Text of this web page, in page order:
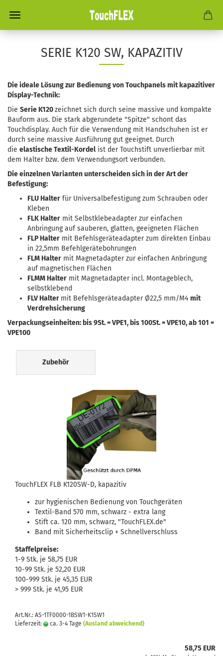
SERIE K120 SW, KAPAZITIV
Die ideale Lösung zur Bedienung von Touchpanelsmit kapazitiver
Display-Technik:
Die Serie K120zeichnet sich durch seine massive und kompakte
Bauform aus. Die stark abgerundete "Spitze" schont das
Touchdisplay. Auch für die Verwendung mit Handschuhen ist er
durch seine massive Ausführung gut geeignet. Durch
die elastische Textil-Kordel ist der Touchstift unverlierbar mit
dem Halter bzw. dem Verwendungsort verbunden.
Die einzelnen Varianten unterscheiden sich in der Art der
Befestigung:
FLU Halter für Universalbefestigung zum Schrauben oder
Kleben
FLK Halter mit Selbstklebeadapter zur einfachen
Anbringung auf sauberen, glatten, geeigneten Flächen
FLP Halter mit Befehlsgeräteadapter zum direkten Einbau
in 22,5mm Befehlgerätebohrungen
FLM Halter mit Magnetadapter zur einfachen Anbringung
auf magnetischen Flächen
FLMM Halter mit Magnetadapter incl. Montageblech,
selbstklebend
FLV Halter mit Befehlsgeräteadapter Ø22,5 mm/M4 mit
Verdrehsicherung
Verpackungseinheiten: bis 9St. = VPE1, bis 100St. = VPE10, ab 101 =
VPE100
Zubehör
TouchFLEX FLB K120SW-D, kapazitiv
zur hygienischen Bedienung von Touchgeräten
Textil-Band 570 mm, schwarz - extra lang
Stift ca. 120 mm, schwarz, "TouchFLEX.de"
Band mit Sicherheitsclip + Schnellverschluss
Staffelpreise:
1-9 Stk. je 58,75 EUR
10-99 Stk. je 52,20 EUR
100-999 Stk. je 45,35 EUR
> 999 Stk. je 41,95 EUR
Art.Nr.: AS-1TF0000-1BSW1-K1SW1
Lieferzeit:
ca. 3-4 Tage (Ausland abweichend)
58,75 EUR